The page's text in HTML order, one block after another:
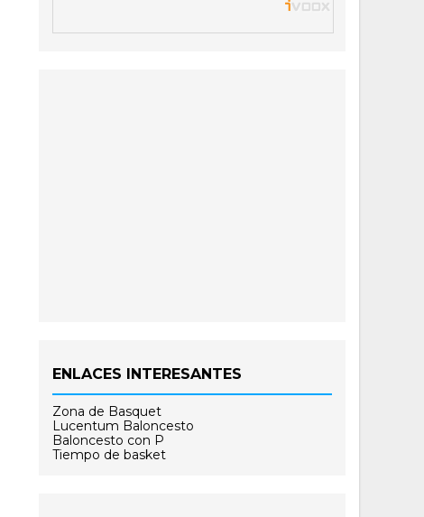
ENLACES INTERESANTES
Zona de Basquet
Lucentum Baloncesto
Baloncesto con P
Tiempo de basket